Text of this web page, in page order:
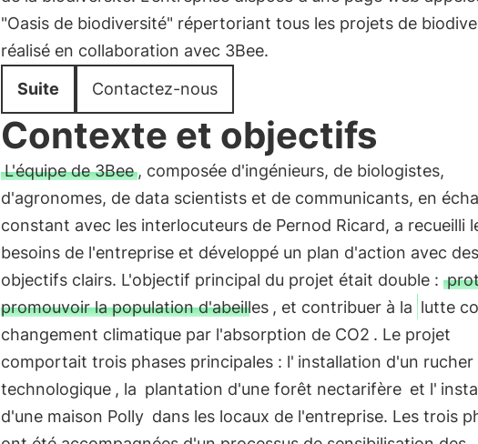
"Oasis de biodiversité" répertoriant tous les projets de
réalisé en collaboration avec 3Bee.
Suite
Contactez-nous
Contexte et objectifs
L'équipe de 3Bee, composée d'ingénieurs, de biologistes,
d'agronomes, de data scientists et de communicants, en
constant avec les interlocuteurs de Pernod Ricard, a recueilli
besoins de l'entreprise et développé un plan d'action avec des
objectifs clairs. L'objectif principal du projet était double :
promouvoir la population d'abeilles , et contribuer à la lutte
changement climatique par l'absorption de CO2 . Le projet
comportait trois phases principales : l' installation d'un rucher
technologique , la plantation d'une forêt nectarifère et l'
d'une maison Polly dans les locaux de l'entreprise. Les trois